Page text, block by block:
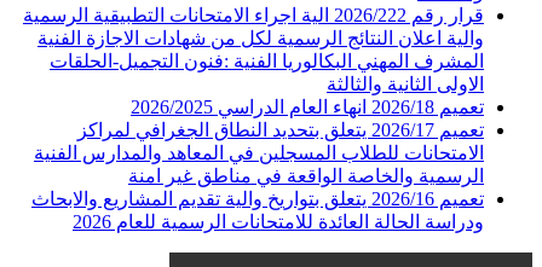
قرار رقم 2026/222 الية اجراء الامتحانات التطبيقية الرسمية
والية اعلان النتائج الرسمية لكل من شهادات الاجازة الفنية
المشرف المهني البكالوريا الفنية :فنون التجميل-الحلقات
الاولى الثانية والثالثة
تعميم 2026/18 انهاء العام الدراسي 2026/2025
تعميم 2026/17 يتعلق بتحديد النطاق الجغرافي لمراكز
الامتحانات للطلاب المسجلين في المعاهد والمدارس الفنية
الرسمية والخاصة الواقعة في مناطق غير امنة
تعميم 2026/16 يتعلق بتواريخ والية تقديم المشاريع والابحاث
ودراسة الحالة العائدة للامتحانات الرسمية للعام 2026